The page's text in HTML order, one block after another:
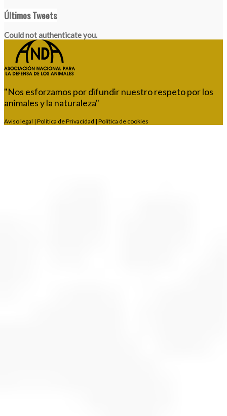
Últimos Tweets
Could not authenticate you.
"Nos esforzamos por difundir nuestro respeto por los
animales y la naturaleza"
Aviso legal | Política de Privacidad | Política de cookies